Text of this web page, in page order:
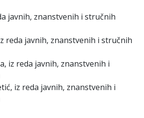
javnih, znanstvenih i stručnih
reda javnih, znanstvenih i stručnih
iz reda javnih, znanstvenih i
iz reda javnih, znanstvenih i